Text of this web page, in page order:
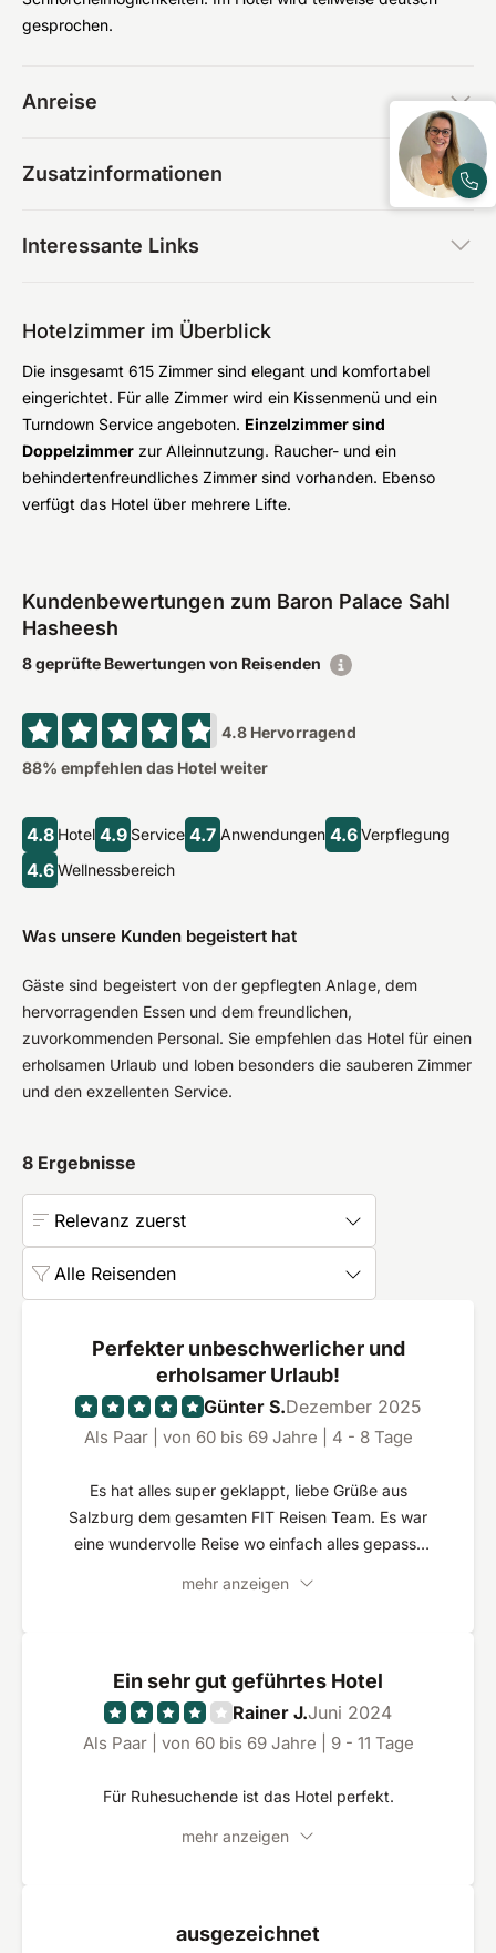
gesprochen.
Anreise
Zusatzinformationen
Interessante Links
Hotelzimmer im Überblick
Die insgesamt 615 Zimmer sind elegant und komfortabel
eingerichtet. Für alle Zimmer wird ein Kissenmenü und ein
Turndown Service angeboten. Einzelzimmer sind
Doppelzimmer zur Alleinnutzung. Raucher- und ein
behindertenfreundliches Zimmer sind vorhanden. Ebenso
verfügt das Hotel über mehrere Lifte.
Kundenbewertungen zum Baron Palace Sahl
Hasheesh
8 geprüfte Bewertungen von Reisenden
4.8 Hervorragend
88% empfehlen das Hotel weiter
4.8 Hotel 4.9 Service 4.7 Anwendungen 4.6 Verpflegung
4.6 Wellnessbereich
Was unsere Kunden begeistert hat
Gäste sind begeistert von der gepflegten Anlage, dem
hervorragenden Essen und dem freundlichen,
zuvorkommenden Personal. Sie empfehlen das Hotel für einen
erholsamen Urlaub und loben besonders die sauberen Zimmer
und den exzellenten Service.
8 Ergebnisse
Relevanz zuerst
Alle Reisenden
Perfekter unbeschwerlicher und
erholsamer Urlaub!
Günter S.Dezember 2025
Als Paar | von 60 bis 69 Jahre | 4 - 8 Tage
Es hat alles super geklappt, liebe Grüße aus
Salzburg dem gesamten FIT Reisen Team. Es war
eine wundervolle Reise wo einfach alles gepasst
Einzeltransfer vom Flughafen und retour. Wir
Weihnachtszeit. LG Günter und Christine
mehr anzeigen
Ein sehr gut geführtes Hotel
Rainer J.Juni 2024
Als Paar | von 60 bis 69 Jahre | 9 - 11 Tage
Für Ruhesuchende ist das Hotel perfekt.
mehr anzeigen
ausgezeichnet